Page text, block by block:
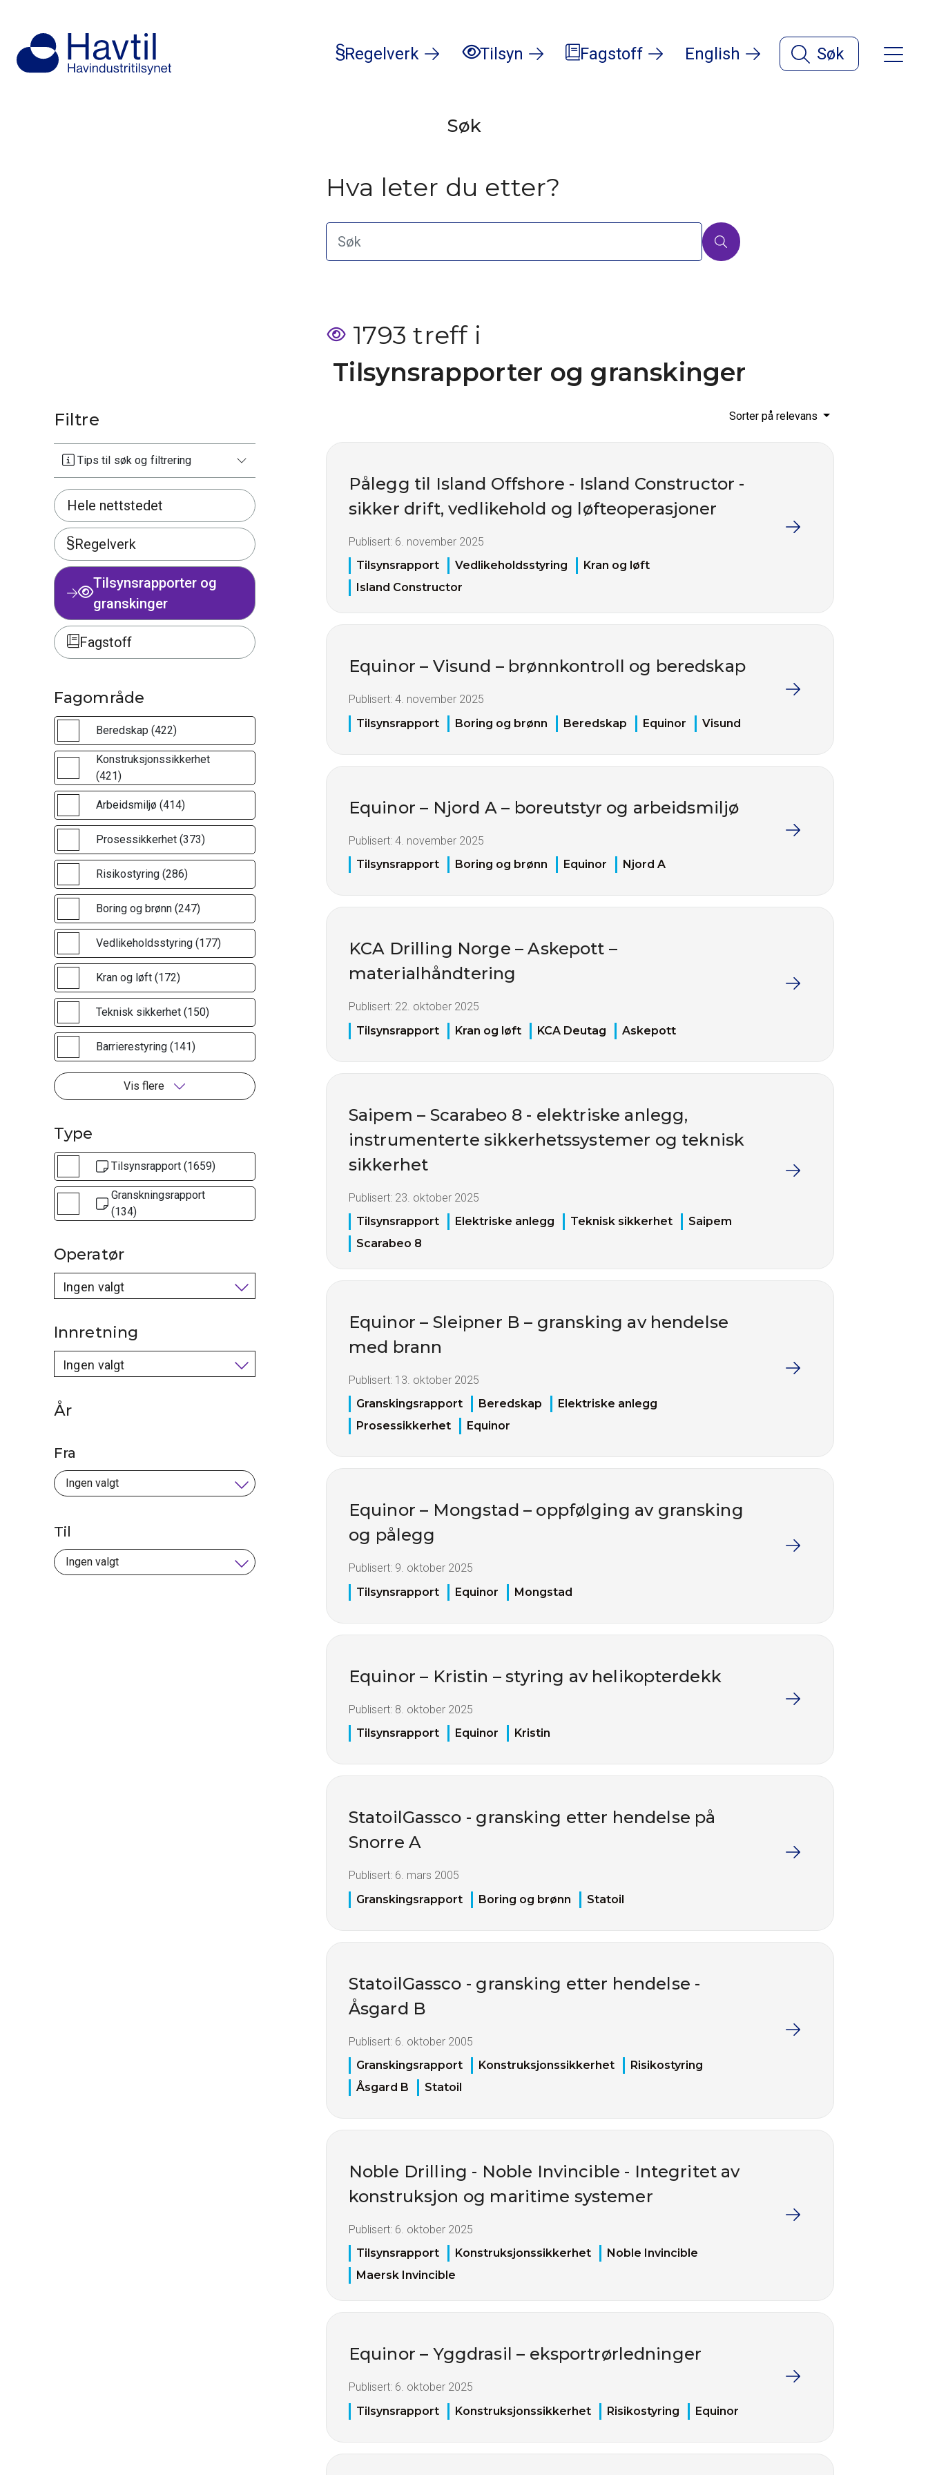
Regelverk Tilsyn Fagstoff English Søk
Søk
Hva leter du etter?
1793 treff i
Tilsynsrapporter og granskinger
Filtre
Tips til søk og filtrering
Hele nettstedet
Regelverk
Tilsynsrapporter og
granskinger
Fagstoff
Fagområde
Beredskap (422)
Konstruksjonssikkerhet
(421)
Arbeidsmiljø (414)
Prosessikkerhet (373)
Risikostyring (286)
Boring og brønn (247)
Vedlikeholdsstyring (177)
Kran og løft (172)
Teknisk sikkerhet (150)
Barrierestyring (141)
Vis flere
Type
Tilsynsrapport (1659)
Granskningsrapport
(134)
Operatør
Ingen valgt
Innretning
Ingen valgt
År
Fra
Til
Sorter på relevans
Pålegg til Island Offshore - Island Constructor -
sikker drift, vedlikehold og løfteoperasjoner
Publisert: 6. november 2025
Tilsynsrapport
Vedlikeholdsstyring
Kran og løft
Island Constructor
Equinor – Visund – brønnkontroll og beredskap
Publisert: 4. november 2025
Tilsynsrapport
Boring og brønn Beredskap Equinor Visund
Equinor – Njord A – boreutstyr og arbeidsmiljø
Publisert: 4. november 2025
Tilsynsrapport
Boring og brønn Equinor Njord A
KCA Drilling Norge – Askepott –
materialhåndtering
Publisert: 22. oktober 2025
Tilsynsrapport
Kran og løft KCA Deutag Askepott
Saipem – Scarabeo 8 - elektriske anlegg,
instrumenterte sikkerhetssystemer og teknisk
sikkerhet
Publisert: 23. oktober 2025
Tilsynsrapport
Elektriske anlegg Teknisk sikkerhet
Saipem
Scarabeo 8
Equinor – Sleipner B – gransking av hendelse
med brann
Publisert: 13. oktober 2025
Granskingsrapport
Beredskap
Elektriske anlegg
Prosessikkerhet
Equinor
Equinor – Mongstad – oppfølging av gransking
og pålegg
Publisert: 9. oktober 2025
Tilsynsrapport
Equinor Mongstad
Equinor – Kristin – styring av helikopterdekk
Publisert: 8. oktober 2025
Tilsynsrapport
Equinor Kristin
StatoilGassco - gransking etter hendelse på
Snorre A
Publisert: 6. mars 2005
Granskingsrapport
Boring og brønn Statoil
StatoilGassco - gransking etter hendelse -
Åsgard B
Publisert: 6. oktober 2005
Granskingsrapport
Konstruksjonssikkerhet
Risikostyring
Åsgard B
Statoil
Noble Drilling - Noble Invincible - Integritet av
konstruksjon og maritime systemer
Publisert: 6. oktober 2025
Tilsynsrapport
Konstruksjonssikkerhet
Noble Invincible
Maersk Invincible
Equinor – Yggdrasil – eksportrørledninger
Publisert: 6. oktober 2025
Tilsynsrapport
Konstruksjonssikkerhet Risikostyring Equinor